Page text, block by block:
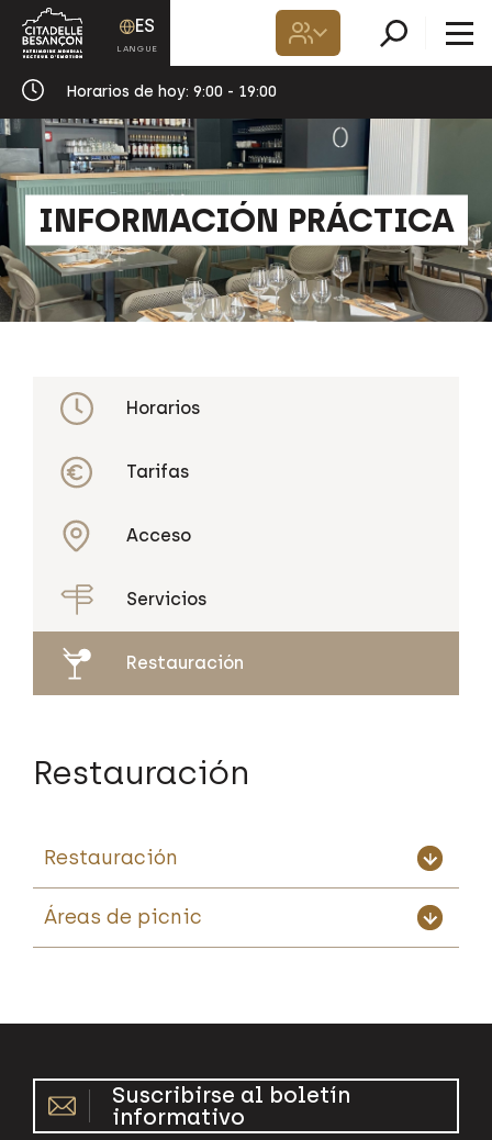
Horarios de hoy: 9:00 - 19:00
ES
INFORMACIÓN PRÁCTICA
Horarios
Tarifas
Acceso
Servicios
Restauración
Restauración
Restauración
Áreas de picnic
Suscribirse al boletín
informativo